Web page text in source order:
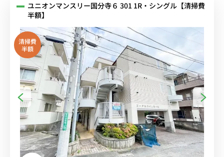
ユニオンマンスリー国分寺６ 301 1R・シングル【清掃費
半額】
清掃費
半額